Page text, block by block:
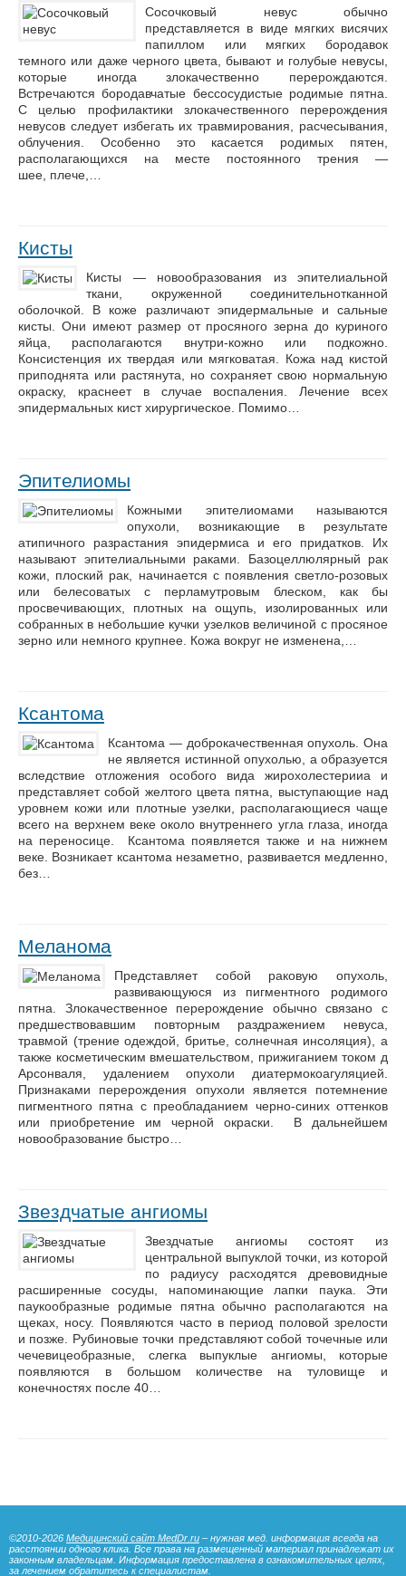
Сосочковый невус обычно
представляется в виде мягких висячих
папиллом или мягких бородавок
темного или даже черного цвета, бывают и голубые невусы,
которые иногда злокачественно перерождаются.
Встречаются бородавчатые бессосудистые родимые пятна.
С целью профилактики злокачественного перерождения
невусов следует избегать их травмирования, расчесывания,
облучения. Особенно это касается родимых пятен,
располагающихся на месте постоянного трения —
шее, плече,…
Кисты
Кисты — новообразования из эпителиальной
ткани, окруженной соединительнотканной
оболочкой. В коже различают эпидермальные и сальные
кисты. Они имеют размер от просяного зерна до куриного
яйца, располагаются внутри-кожно или подкожно.
Консистенция их твердая или мягковатая. Кожа над кистой
приподнята или растянута, но сохраняет свою нормальную
окраску, краснеет в случае воспаления. Лечение всех
эпидермальных кист хирургическое. Помимо…
Эпителиомы
Кожными эпителиомами называются
опухоли, возникающие в результате
атипичного разрастания эпидермиса и его придатков. Их
называют эпителиальными раками. Базоцеллюлярный рак
кожи, плоский рак, начинается с появления светло-розовых
или белесоватых с перламутровым блеском, как бы
просвечивающих, плотных на ощупь, изолированных или
собранных в небольшие кучки узелков величиной с просяное
зерно или немного крупнее. Кожа вокруг не изменена,…
Ксантома
Ксантома — доброкачественная опухоль. Она
не является истинной опухолью, а образуется
вследствие отложения особого вида жирохолестерииа и
представляет собой желтого цвета пятна, выступающие над
уровнем кожи или плотные узелки, располагающиеся чаще
всего на верхнем веке около внутреннего угла глаза, иногда
на переносице. Ксантома появляется также и на нижнем
веке. Возникает ксантома незаметно, развивается медленно,
без…
Меланома
Представляет собой раковую опухоль,
развивающуюся из пигментного родимого
пятна. Злокачественное перерождение обычно связано с
предшествовавшим повторным раздражением невуса,
травмой (трение одеждой, бритье, солнечная инсоляция), а
также косметическим вмешательством, прижиганием током д
Арсонваля, удалением опухоли диатермокоагуляцией.
Признаками перерождения опухоли является потемнение
пигментного пятна с преобладанием черно-синих оттенков
или приобретение им черной окраски. В дальнейшем
новообразование быстро…
Звездчатые ангиомы
Звездчатые ангиомы состоят из
центральной выпуклой точки, из которой
по радиусу расходятся древовидные
расширенные сосуды, напоминающие лапки паука. Эти
паукообразные родимые пятна обычно располагаются на
щеках, носу. Появляются часто в период половой зрелости
и позже. Рубиновые точки представляют собой точечные или
чечевицеобразные, слегка выпуклые ангиомы, которые
появляются в большом количестве на туловище и
конечностях после 40…
©2010-2026 Медицинский сайт MedDr.ru – нужная мед. информация всегда на
расстоянии одного клика. Все права на размещенный материал принадлежат их
законным владельцам. Информация предоставлена в ознакомительных целях,
за лечением обратитесь к специалистам.